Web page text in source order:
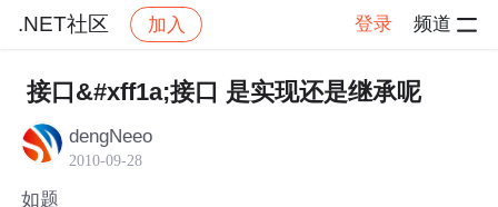
.NET社区 加入 登录 频道
社区 .NET社区 帖子详情
接口&#xff1a;接口 是实现还是继承呢
dengNeeo
2010-09-28
如题